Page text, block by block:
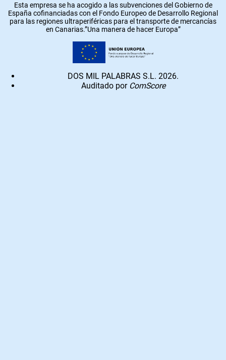
Esta empresa se ha acogido a las subvenciones del Gobierno de
España cofinanciadas con el Fondo Europeo de Desarrollo Regional
para las regiones ultraperiféricas para el transporte de mercancías
en Canarias.”Una manera de hacer Europa”
DOS MIL PALABRAS S.L. 2026.
Auditado por ComScore